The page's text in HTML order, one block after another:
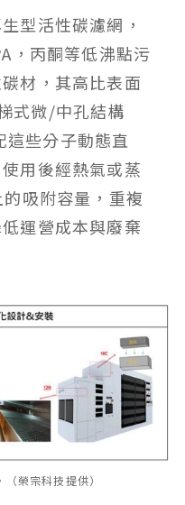
型活性碳濾網，
，丙酮等低沸點污
材，其高比表面
式微/中孔結構
這些分子動態直
用後經熱氣或蒸
吸附容量，重複
運營成本與廢棄
榮宗科技提供）